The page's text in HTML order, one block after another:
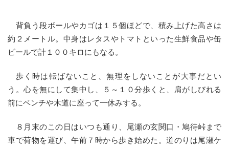
背負う段ボールやカゴは１５個ほどで、積み上げた高さは
約２メートル。中身はレタスやトマトといった生鮮食品や缶
ビールで計１００キロにもなる。
歩く時は転ばないこと、無理をしないことが大事だとい
う。心を無にして集中し、５～１０分歩くと、肩がしびれる
前にベンチや木道に座って一休みする。
８月末のこの日はいつも通り、尾瀬の玄関口・鳩待峠まで
車で荷物を運び、午前７時から歩き始めた。道のりは尾瀬ケ